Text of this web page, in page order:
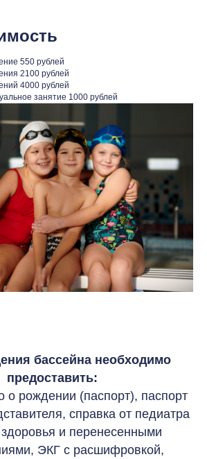
550 рублей
2100 рублей
4000 рублей
занятие 1000 рублей
бассейна необходимо
предоставить:
о рождении (паспорт), паспорт
справка от педиатра
здоровья и перенесенными
ЭКГ с расшифровкой,